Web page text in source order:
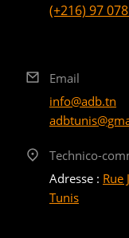
(+216) 97
Email
info@adb.tn
Technico-
Adresse : Rue
Tunis